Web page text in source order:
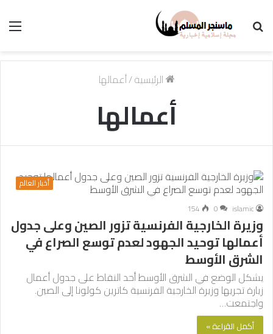
الرئيسية/أعمالها
أعمالها
أخبار العالم
islamic
0
154
وزيرة الخارجية الفرنسية تزور الصين وعلى جدول
أعمالها توحيد الجهود لعدم توسع الصراع في
الشرق الأوسط
يشكل الوضع في الشرق الأوسط أحد النقاط على جدول أعمال
زيارة تجريها وزيرة الخارجية الفرنسية كاترين كولونا إلى الصين.
واجتمعت…
أكمل القراءة »